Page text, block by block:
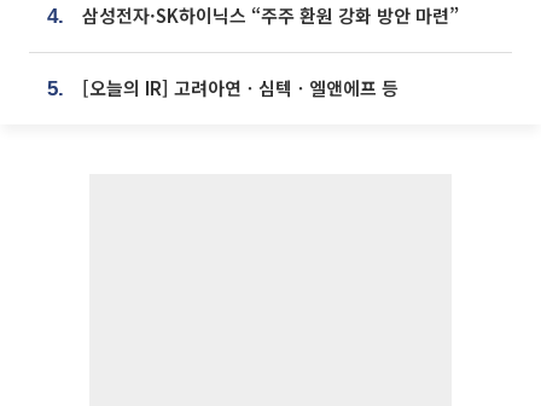
4. 삼성전자·SK하이닉스 “주주 환원 강화 방안 마련”
5. [오늘의 IR] 고려아연ㆍ심텍ㆍ엘앤에프 등